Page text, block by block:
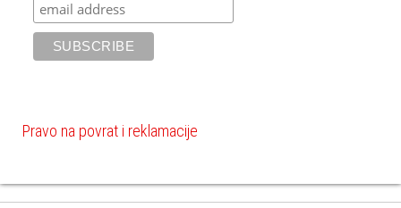
Pravo na povrat i reklamacije